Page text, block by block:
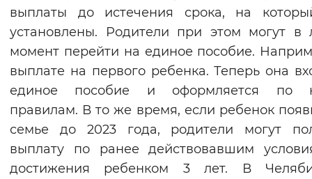
выплаты до истечения срока, на
установлены. Родители при этом могут в
момент перейти на единое пособие.
выплате на первого ребенка. Теперь она
единое пособие и оформляется по
правилам. В то же время, если ребенок
семье до 2023 года, родители могут
выплату по ранее действовавшим
достижения ребенком 3 лет. В